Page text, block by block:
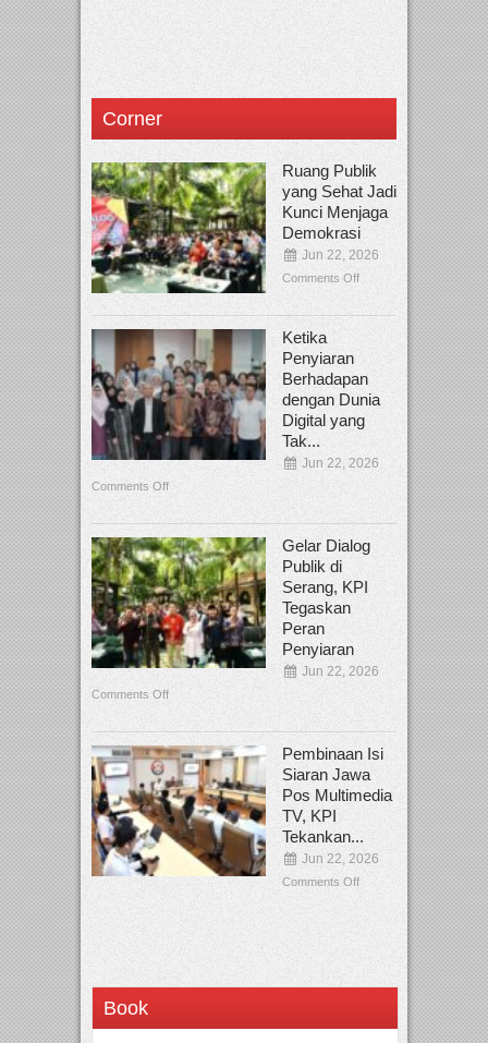
Corner
Ruang Publik
yang Sehat Jadi
Kunci Menjaga
Demokrasi
Jun 22, 2026
Comments Off
Ketika
Penyiaran
Berhadapan
dengan Dunia
Digital yang
Tak...
Jun 22, 2026
Comments Off
Gelar Dialog
Publik di
Serang, KPI
Tegaskan
Peran
Penyiaran
Jun 22, 2026
Comments Off
Pembinaan Isi
Siaran Jawa
Pos Multimedia
TV, KPI
Tekankan...
Jun 22, 2026
Comments Off
Book